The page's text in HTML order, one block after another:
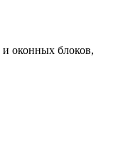
оконных блоков,